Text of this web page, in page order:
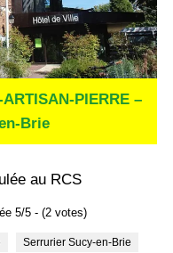
PIERRE –
Brie
au RCS
5/5 - (2 votes)
Serrurier Sucy-en-Brie